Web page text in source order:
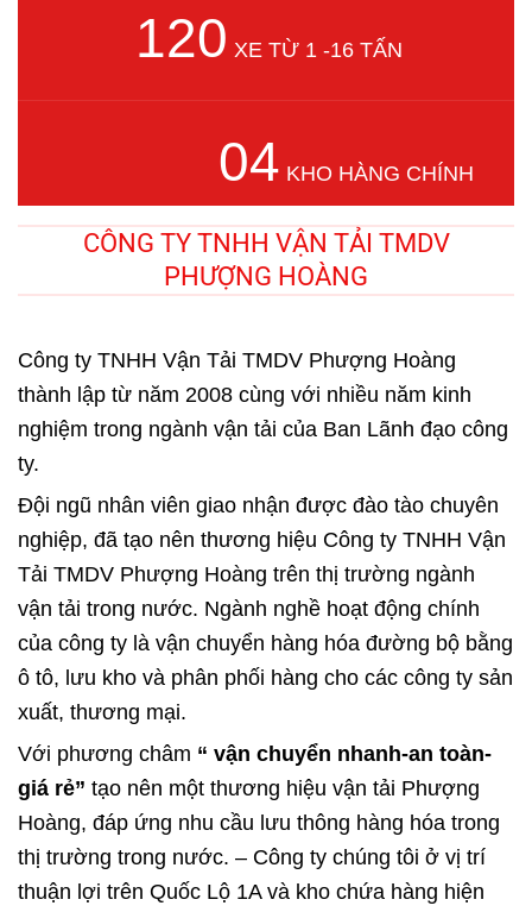
120 XE TỪ 1 -16 TẤN
04 KHO HÀNG CHÍNH
CÔNG TY TNHH VẬN TẢI TMDV
PHƯỢNG HOÀNG
Công ty TNHH Vận Tải TMDV Phượng Hoàng
thành lập từ năm 2008 cùng với nhiều năm kinh
nghiệm trong ngành vận tải của Ban Lãnh đạo công
ty.
Đội ngũ nhân viên giao nhận được đào tào chuyên
nghiệp, đã tạo nên thương hiệu Công ty TNHH Vận
Tải TMDV Phượng Hoàng trên thị trường ngành
vận tải trong nước. Ngành nghề hoạt động chính
của công ty là vận chuyển hàng hóa đường bộ bằng
ô tô, lưu kho và phân phối hàng cho các công ty sản
xuất, thương mại.
Với phương châm “ vận chuyển nhanh-an toàn-
giá rẻ” tạo nên một thương hiệu vận tải Phượng
Hoàng, đáp ứng nhu cầu lưu thông hàng hóa trong
thị trường trong nước. – Công ty chúng tôi ở vị trí
thuận lợi trên Quốc Lộ 1A và kho chứa hàng hiện